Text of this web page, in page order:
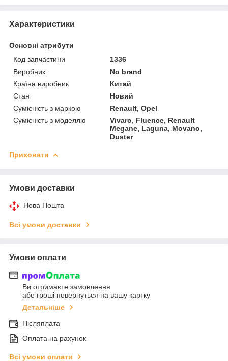
Характеристики
Основні атрибути
Код запчастини
1336
Виробник
No brand
Країна виробник
Китай
Стан
Новий
Сумісність з маркою
Renault, Opel
Сумісність з моделлю
Vivaro, Fluence, Renault
Megane, Laguna, Movano,
Duster
Приховати
Умови доставки
Нова Пошта
Всі умови доставки
Умови оплати
Ви отримаєте замовлення
або гроші повернуться на вашу картку
Детальніше
Післяплата
Оплата на рахунок
Всі умови оплати